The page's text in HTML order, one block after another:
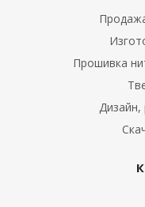
Прошивка
Дизайн,